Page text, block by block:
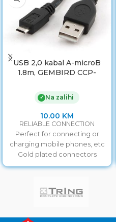
USB 2,0 kabal A-microB
1.8m, GEMBIRD CCP-
✓ Na zalihi
10.00 KM
RELIABLE CONNECTION
Perfect for connecting or
charging mobile phones, etc
Gold plated connectors